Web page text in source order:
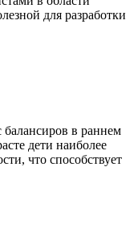
для разработки
в раннем
дети наиболее
что способствует